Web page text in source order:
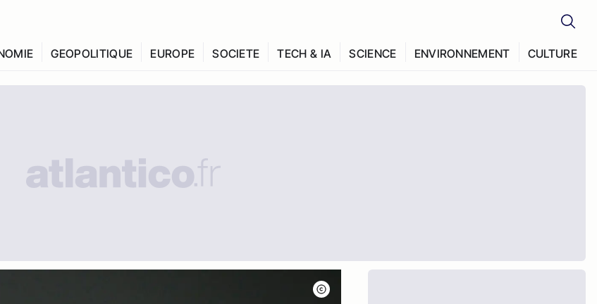
GEOPOLITIQUE EUROPE SOCIETE TECH & IA SCIENCE ENVIRONNEMENT CULTURE